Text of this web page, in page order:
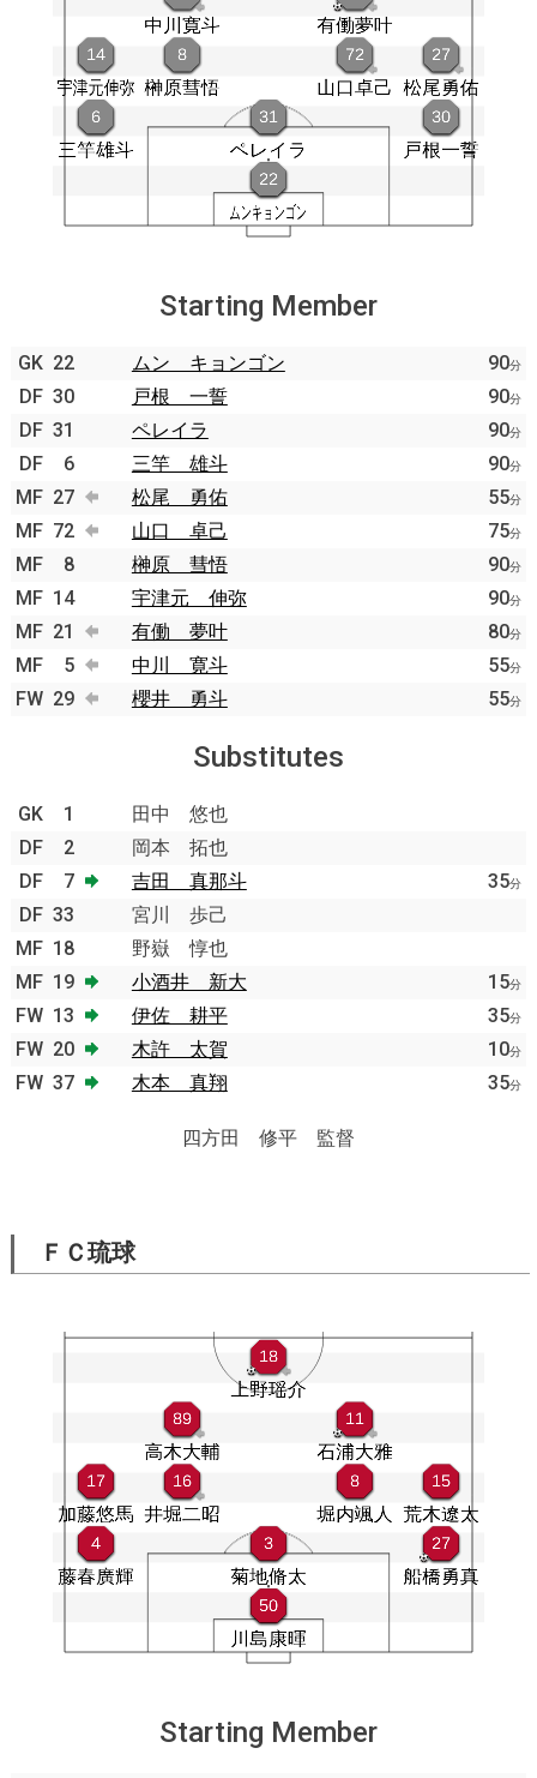
Starting Member
GK 22 ムン キョンゴン 90分
DF 30 戸根 一誓 90分
DF 31 ペレイラ 90分
DF 6 三竿 雄斗 90分
MF 27 松尾 勇佑 55分
MF 72 山口 卓己 75分
MF 8 榊原 彗悟 90分
MF 14 宇津元 伸弥 90分
MF 21 有働 夢叶 80分
MF 5 中川 寛斗 55分
FW 29 櫻井 勇斗 55分
Substitutes
GK 1
田中 悠也
DF
2
岡本 拓也
DF
7 吉田 真那斗 35分
DF 33
宮川 歩己
MF 18
野嶽 惇也
MF 19 小酒井 新大 15分
FW 13 伊佐 耕平 35分
FW 20 木許 太賀 10分
FW 37 木本 真翔 35分
四方田 修平 監督
ＦＣ琉球
Starting Member